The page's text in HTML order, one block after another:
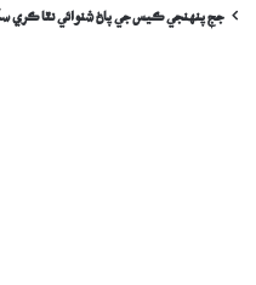
جج پنهنجي ڪيس جي پاڻ شنوائي نٿا ڪري